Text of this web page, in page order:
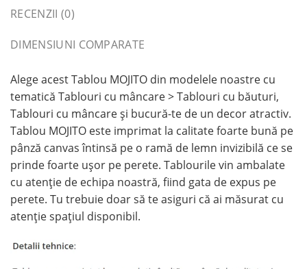
RECENZII (0)
DIMENSIUNI COMPARATE
Alege acest Tablou MOJITO din modelele noastre cu
tematică Tablouri cu mâncare > Tablouri cu băuturi,
Tablouri cu mâncare și bucură-te de un decor atractiv.
Tablou MOJITO este imprimat la calitate foarte bună pe
pânză canvas întinsă pe o ramă de lemn invizibilă ce se
prinde foarte ușor pe perete. Tablourile vin ambalate
cu atenție de echipa noastră, fiind gata de expus pe
perete. Tu trebuie doar să te asiguri că ai măsurat cu
atenție spațiul disponibil.